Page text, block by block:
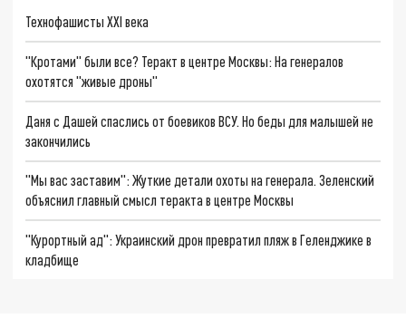
Технофашисты XXI века
"Кротами" были все? Теракт в центре Москвы: На генералов
охотятся "живые дроны"
Даня с Дашей спаслись от боевиков ВСУ. Но беды для малышей не
закончились
"Мы вас заставим": Жуткие детали охоты на генерала. Зеленский
объяснил главный смысл теракта в центре Москвы
"Курортный ад": Украинский дрон превратил пляж в Геленджике в
кладбище